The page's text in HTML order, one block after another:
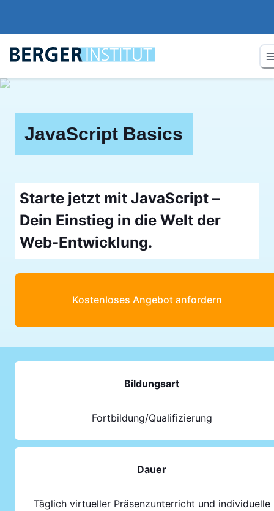
JavaScript Basics
Starte jetzt mit JavaScript –
Dein Einstieg in die Welt der
Web-Entwicklung.
Kostenloses Angebot anfordern
Bildungsart
Fortbildung/Qualifizierung
Dauer
Täglich virtueller Präsenzunterricht und individuelle